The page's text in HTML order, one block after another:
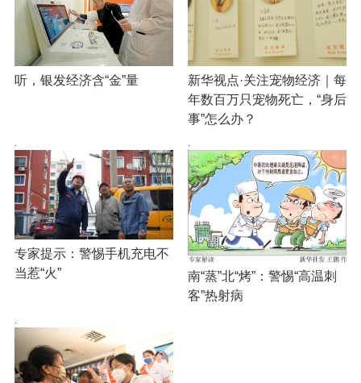
听，银发经济含“金”量
新华视点·关注宠物经济｜每
年数百万只宠物死亡，“身后
事”怎么办？
·
专家提示：警惕手机充电不
当惹“火”
·
南“蒸”北“烤”：警惕“高温刺
客”热射病
·